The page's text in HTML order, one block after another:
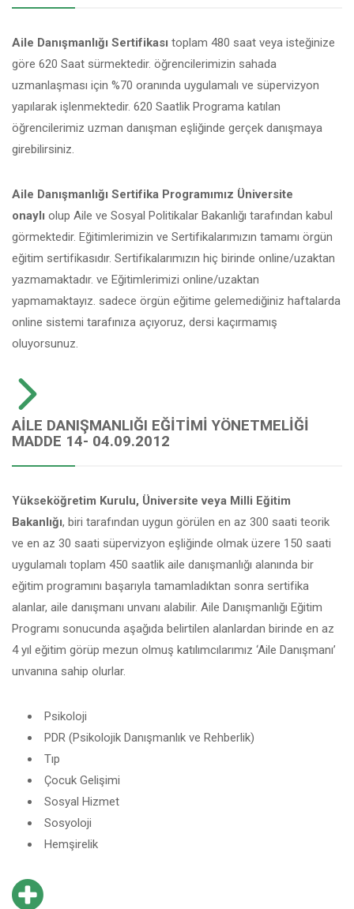
Aile Danışmanlığı Sertifikası toplam 480 saat veya isteğinize
göre 620 Saat sürmektedir. öğrencilerimizin sahada
uzmanlaşması için %70 oranında uygulamalı ve süpervizyon
yapılarak işlenmektedir. 620 Saatlik Programa katılan
öğrencilerimiz uzman danışman eşliğinde gerçek danışmaya
girebilirsiniz.
Aile Danışmanlığı Sertifika Programımız Üniversite
onaylı olup Aile ve Sosyal Politikalar Bakanlığı tarafından kabul
görmektedir. Eğitimlerimizin ve Sertifikalarımızın tamamı örgün
eğitim sertifikasıdır. Sertifikalarımızın hiç birinde online/uzaktan
yazmamaktadır. ve Eğitimlerimizi online/uzaktan
yapmamaktayız. sadece örgün eğitime gelemediğiniz haftalarda
online sistemi tarafınıza açıyoruz, dersi kaçırmamış
oluyorsunuz.
AILE DANIŞMANLIĞI EĞITIMI YÖNETMELIĞI
MADDE 14- 04.09.2012
Yükseköğretim Kurulu, Üniversite veya Milli Eğitim
Bakanlığı, biri tarafından uygun görülen en az 300 saati teorik
ve en az 30 saati süpervizyon eşliğinde olmak üzere 150 saati
uygulamalı toplam 450 saatlik aile danışmanlığı alanında bir
eğitim programını başarıyla tamamladıktan sonra sertifika
alanlar, aile danışmanı unvanı alabilir. Aile Danışmanlığı Eğitim
Programı sonucunda aşağıda belirtilen alanlardan birinde en az
4 yıl eğitim görüp mezun olmuş katılımcılarımız ‘Aile Danışmanı’
unvanına sahip olurlar.
Psikoloji
PDR (Psikolojik Danışmanlık ve Rehberlik)
Tıp
Çocuk Gelişimi
Sosyal Hizmet
Sosyoloji
Hemşirelik